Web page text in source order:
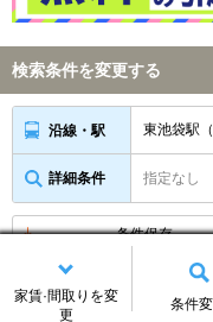
家賃·間取りを変
更
条件
検索条件を変更する
沿線・駅 東池袋駅
詳細条件 指定なし
条件保存